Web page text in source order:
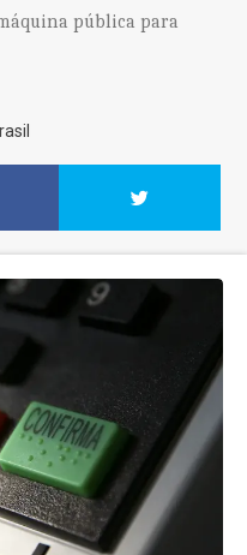
pública para